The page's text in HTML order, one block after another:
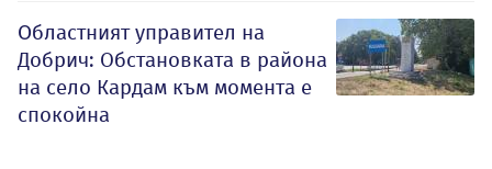
Oбластният управител на
Добрич: Обстановката в района
на село Кардам към момента е
спокойна